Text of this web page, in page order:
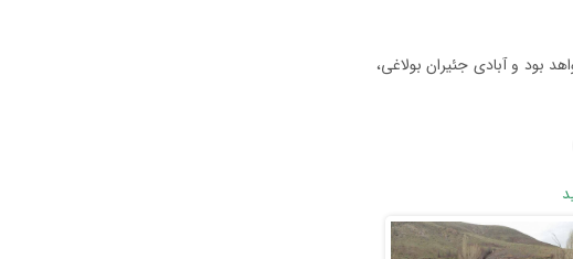
بود و آبادی جئیران بولاغی،